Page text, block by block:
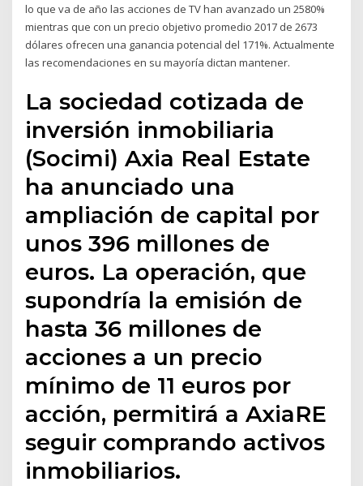
lo que va de año las acciones de TV han avanzado un 2580%
mientras que con un precio objetivo promedio 2017 de 2673
dólares ofrecen una ganancia potencial del 171%. Actualmente
las recomendaciones en su mayoría dictan mantener.
La sociedad cotizada de
inversión inmobiliaria
(Socimi) Axia Real Estate
ha anunciado una
ampliación de capital por
unos 396 millones de
euros. La operación, que
supondría la emisión de
hasta 36 millones de
acciones a un precio
mínimo de 11 euros por
acción, permitirá a AxiaRE
seguir comprando activos
inmobiliarios.